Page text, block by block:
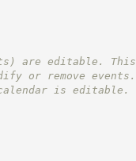
are editable. This
or remove events.
is editable.